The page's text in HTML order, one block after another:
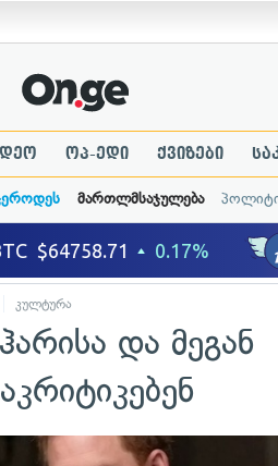
ოპ-ედი ქვიზები
მართლმსაჯულება
კულტურა
და მეგან